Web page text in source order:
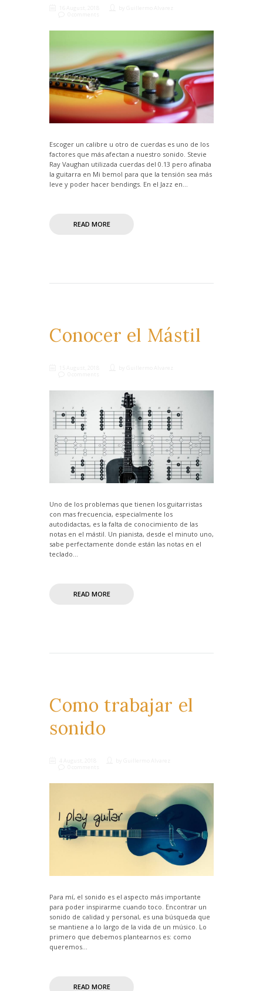
Escoger un calibre u otro de cuerdas es uno de los
factores que más afectan a nuestro sonido. Stevie
Ray Vaughan utilizada cuerdas del 0.13 pero afinaba
la guitarra en Mi bemol para que la tensión sea más
leve y poder hacer bendings. En el Jazz en...
READ MORE
Conocer el Mástil
Uno de los problemas que tienen los guitarristas
con mas frecuencia, especialmente los
autodidactas, es la falta de conocimiento de las
notas en el mástil. Un pianista, desde el minuto uno,
sabe perfectamente donde están las notas en el
teclado...
READ MORE
Como trabajar el
sonido
Para mí, el sonido es el aspecto más importante
para poder inspirarme cuando toco. Encontrar un
sonido de calidad y personal, es una búsqueda que
se mantiene a lo largo de la vida de un músico. Lo
primero que debemos plantearnos es: como
queremos...
READ MORE